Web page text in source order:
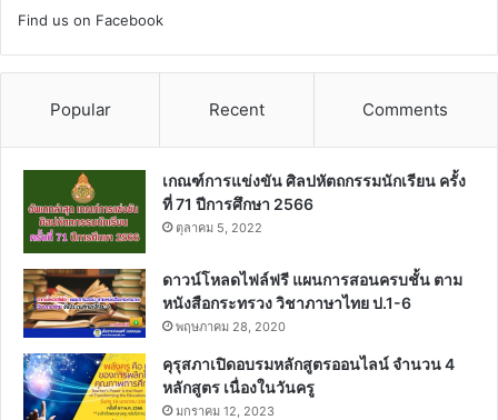
Find us on Facebook
Popular Recent Comments
เกณฑ์การแข่งขัน ศิลปหัตถกรรมนักเรียน ครั้ง
ที่ 71 ปีการศึกษา 2566
ตุลาคม 5, 2022
ดาวน์โหลดไฟล์ฟรี แผนการสอนครบชั้น ตาม
หนังสือกระทรวง วิชาภาษาไทย ป.1-6
พฤษภาคม 28, 2020
คุรุสภาเปิดอบรมหลักสูตรออนไลน์ จำนวน 4
หลักสูตร เนื่องในวันครู
มกราคม 12, 2023